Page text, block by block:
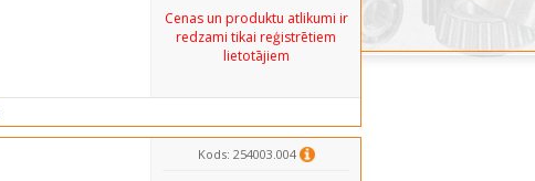
Cenas un produktu atlikumi ir
redzami tikai reģistrētiem
lietotājiem
Kods: 254003.004